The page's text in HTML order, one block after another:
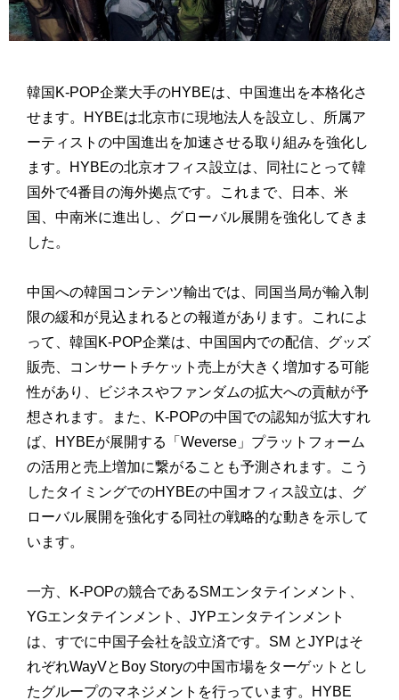
韓国K-POP企業大手のHYBEは、中国進出を本格化さ
せます。HYBEは北京市に現地法人を設立し、所属ア
ーティストの中国進出を加速させる取り組みを強化し
ます。HYBEの北京オフィス設立は、同社にとって韓
国外で4番目の海外拠点です。これまで、日本、米
国、中南米に進出し、グローバル展開を強化してきま
した。
中国への韓国コンテンツ輸出では、同国当局が輸入制
限の緩和が見込まれるとの報道があります。これによ
って、韓国K-POP企業は、中国国内での配信、グッズ
販売、コンサートチケット売上が大きく増加する可能
性があり、ビジネスやファンダムの拡大への貢献が予
想されます。また、K-POPの中国での認知が拡大すれ
ば、HYBEが展開する「Weverse」プラットフォーム
の活用と売上増加に繋がることも予測されます。こう
したタイミングでのHYBEの中国オフィス設立は、グ
ローバル展開を強化する同社の戦略的な動きを示して
います。
一方、K-POPの競合であるSMエンタテインメント、
YGエンタテインメント、JYPエンタテインメント
は、すでに中国子会社を設立済です。SM とJYPはそ
れぞれWayVとBoy Storyの中国市場をターゲットとし
たグループのマネジメントを行っています。HYBE